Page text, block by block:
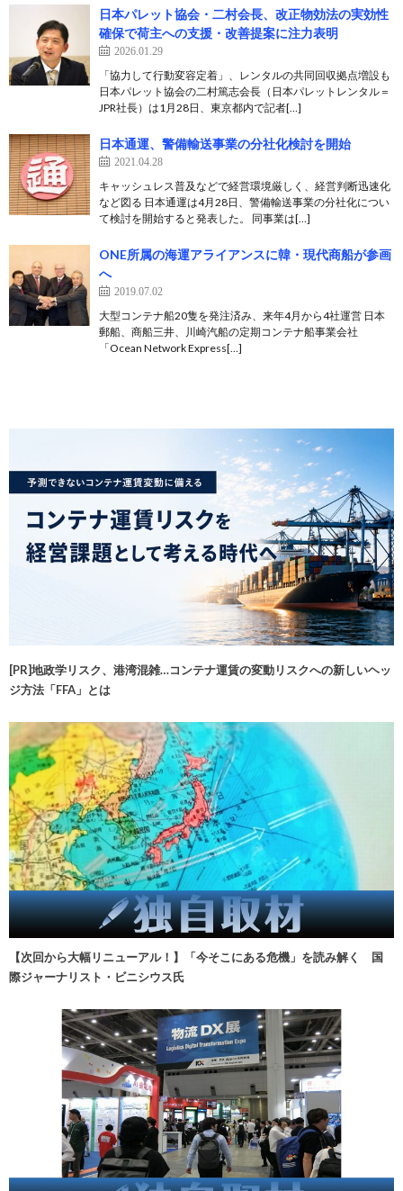
日本パレット協会・二村会長、改正物効法の実効性
確保で荷主への支援・改善提案に注力表明
2026.01.29
「協力して行動変容定着」、レンタルの共同回収拠点増設も
日本パレット協会の二村篤志会長（日本パレットレンタル＝
JPR社長）は1月28日、東京都内で記者[…]
日本通運、警備輸送事業の分社化検討を開始
2021.04.28
キャッシュレス普及などで経営環境厳しく、経営判断迅速化
など図る 日本通運は4月28日、警備輸送事業の分社化につい
て検討を開始すると発表した。 同事業は[…]
ONE所属の海運アライアンスに韓・現代商船が参画
へ
2019.07.02
大型コンテナ船20隻を発注済み、来年4月から4社運営 日本
郵船、商船三井、川崎汽船の定期コンテナ船事業会社
「Ocean Network Express[…]
[PR]地政学リスク、港湾混雑…コンテナ運賃の変動リスクへの新しいヘッ
ジ方法「FFA」とは
【次回から大幅リニューアル！】「今そこにある危機」を読み解く 国
際ジャーナリスト・ビニシウス氏